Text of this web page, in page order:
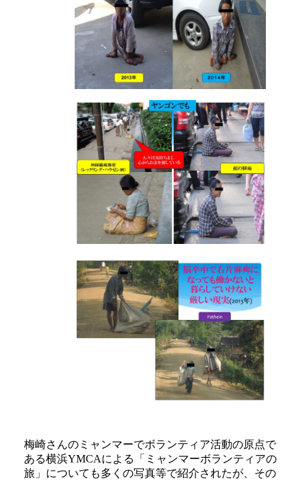
梅崎さんのミャンマーでボランティア活動の原点で
ある横浜YMCAによる「ミャンマーボランティアの
旅」についても多くの写真等で紹介されたが、その